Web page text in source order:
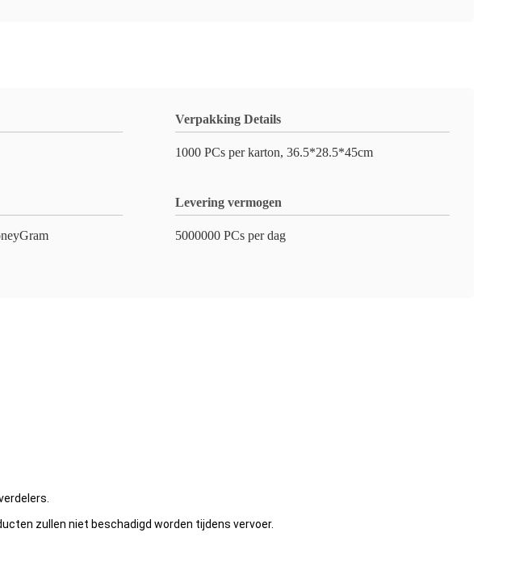
Verpakking Details
1000 PCs per karton, 36.5*28.5*45cm
Levering vermogen
5000000 PCs per dag
zullen niet beschadigd worden tijdens vervoer.